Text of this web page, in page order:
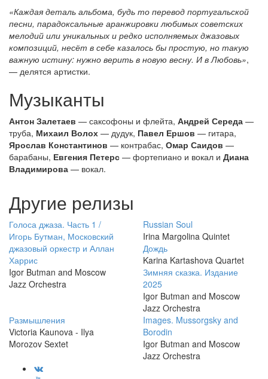
«Каждая деталь альбома, будь то перевод португальской
песни, парадоксальные аранжировки любимых советских
мелодий или уникальных и редко исполняемых джазовых
композиций, несёт в себе казалось бы простую, но такую
важную истину: нужно верить в новую весну. И в Любовь»,
— делятся артистки.
Музыканты
Антон Залетаев — саксофоны и флейта, Андрей Середа —
труба, Михаил Волох — дудук, Павел Ершов — гитара,
Ярослав Константинов — контрабас, Омар Саидов —
барабаны, Евгения Петерс — фортепиано и вокал и Диана
Владимирова — вокал.
Другие релизы
Голоса джаза. Часть 1 /
Игорь Бутман, Московский
джазовый оркестр и Аллан
Харрис
Igor Butman and Moscow
Jazz Orchestra
Russian Soul
Irina Margolina Quintet
Дождь
Karina Kartashova Quartet
Зимняя сказка. Издание
2025
Igor Butman and Moscow
Jazz Orchestra
Размышления
Victoria Kaunova - Ilya
Morozov Sextet
Images. Mussorgsky and
Borodin
Igor Butman and Moscow
Jazz Orchestra